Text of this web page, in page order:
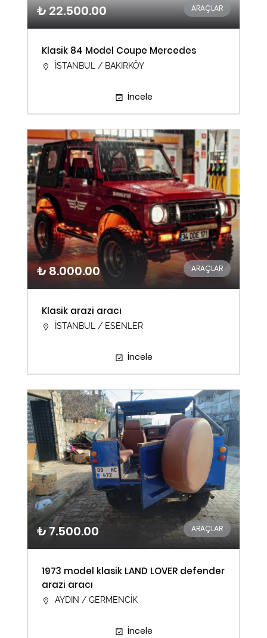
₺ 22.500.00 ARAÇLAR
Klasik 84 Model Coupe Mercedes
İSTANBUL / BAKIRKÖY
İncele
₺ 8.000.00 ARAÇLAR
Klasik arazi aracı
İSTANBUL / ESENLER
İncele
₺ 7.500.00 ARAÇLAR
1973 model klasik LAND LOVER defender
arazi aracı
AYDIN / GERMENCİK
İncele